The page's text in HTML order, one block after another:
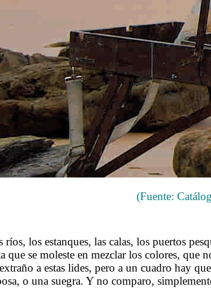
(Fuente:
los estanques, las calas, los puertos
que se moleste en mezclar los colores,
a estas lides, pero a un cuadro hay
o una suegra. Y no comparo,